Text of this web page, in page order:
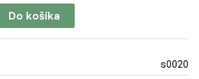
Do košíka
s0020